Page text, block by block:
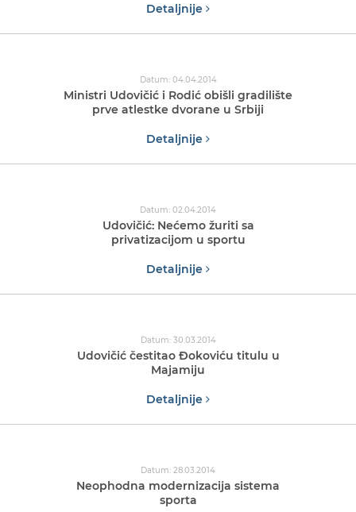
Detaljnije
Datum: 04.04.2014
Ministri Udovičić i Rodić obišli gradilište
prve atlestke dvorane u Srbiji
Detaljnije
Datum: 02.04.2014
Udovičić: Nećemo žuriti sa
privatizacijom u sportu
Detaljnije
Datum: 30.03.2014
Udovičić čestitao Đokoviću titulu u
Majamiju
Detaljnije
Datum: 28.03.2014
Neophodna modernizacija sistema
sporta